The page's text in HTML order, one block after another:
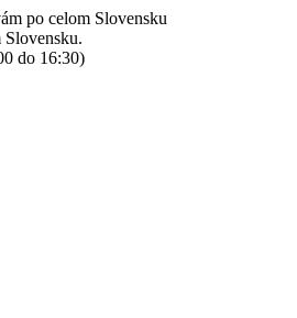
po celom Slovensku
Slovensku.
do 16:30)